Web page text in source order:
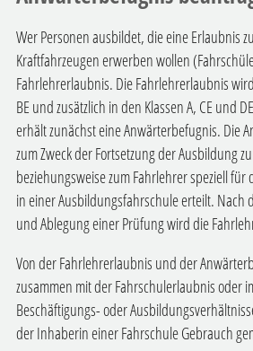
Wer Personen ausbildet, die eine Erlaubnis
Kraftfahrzeugen erwerben wollen
Fahrlehrerlaubnis. Die Fahrlehrerlaubnis
BE und zusätzlich in den Klassen A, CE und
erhält zunächst eine Anwärterbefugnis. Die
zum Zweck der Fortsetzung der Ausbildung
beziehungsweise zum Fahrlehrer speziell
in einer Ausbildungsfahrschule erteilt. Nach
und Ablegung einer Prüfung wird die
Von der Fahrlehrerlaubnis und der
zusammen mit der Fahrschulerlaubnis oder
Beschäftigungs- oder
der Inhaberin einer Fahrschule Gebrauch